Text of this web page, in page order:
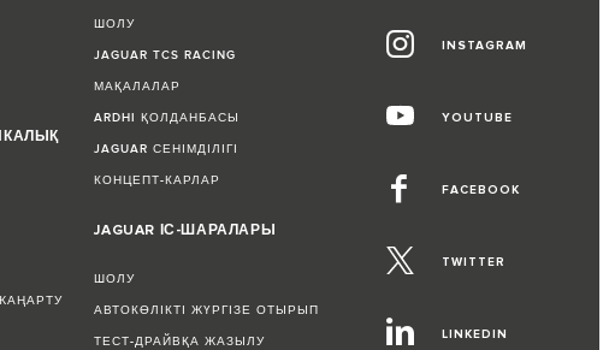
ШОЛУ
JAGUAR TCS RACING
МАҚАЛАЛАР
ARDHI ҚОЛДАНБАСЫ
JAGUAR СЕНІМДІЛІГІ
КОНЦЕПТ-КАРЛАР
JAGUAR ІС-ШАРАЛАРЫ
ШОЛУ
АВТОКӨЛІКТІ ЖҮРГІЗЕ ОТЫРЫП
ТЕСТ-ДРАЙВҚА ЖАЗЫЛУ
INSTAGRAM
YOUTUBE
FACEBOOK
TWITTER
LINKEDIN